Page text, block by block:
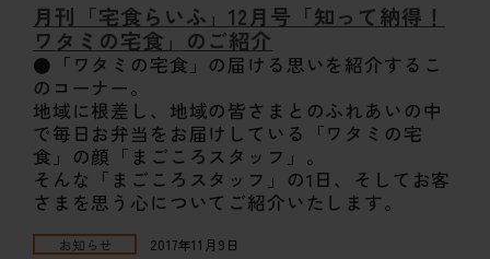
月刊「宅食らいふ」12月号「知って納得！
ワタミの宅食」のご紹介
●「ワタミの宅食」の届ける思いを紹介するこ
のコーナー。
地域に根差し、地域の皆さまとのふれあいの中
で毎日お弁当をお届けしている「ワタミの宅
食」の顔「まごころスタッフ」。
そんな「まごころスタッフ」の1日、そしてお客
さまを思う心についてご紹介いたします。
お知らせ 2017年11月9日